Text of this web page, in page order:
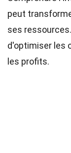
peut
ses
d'optimiser les
les profits.